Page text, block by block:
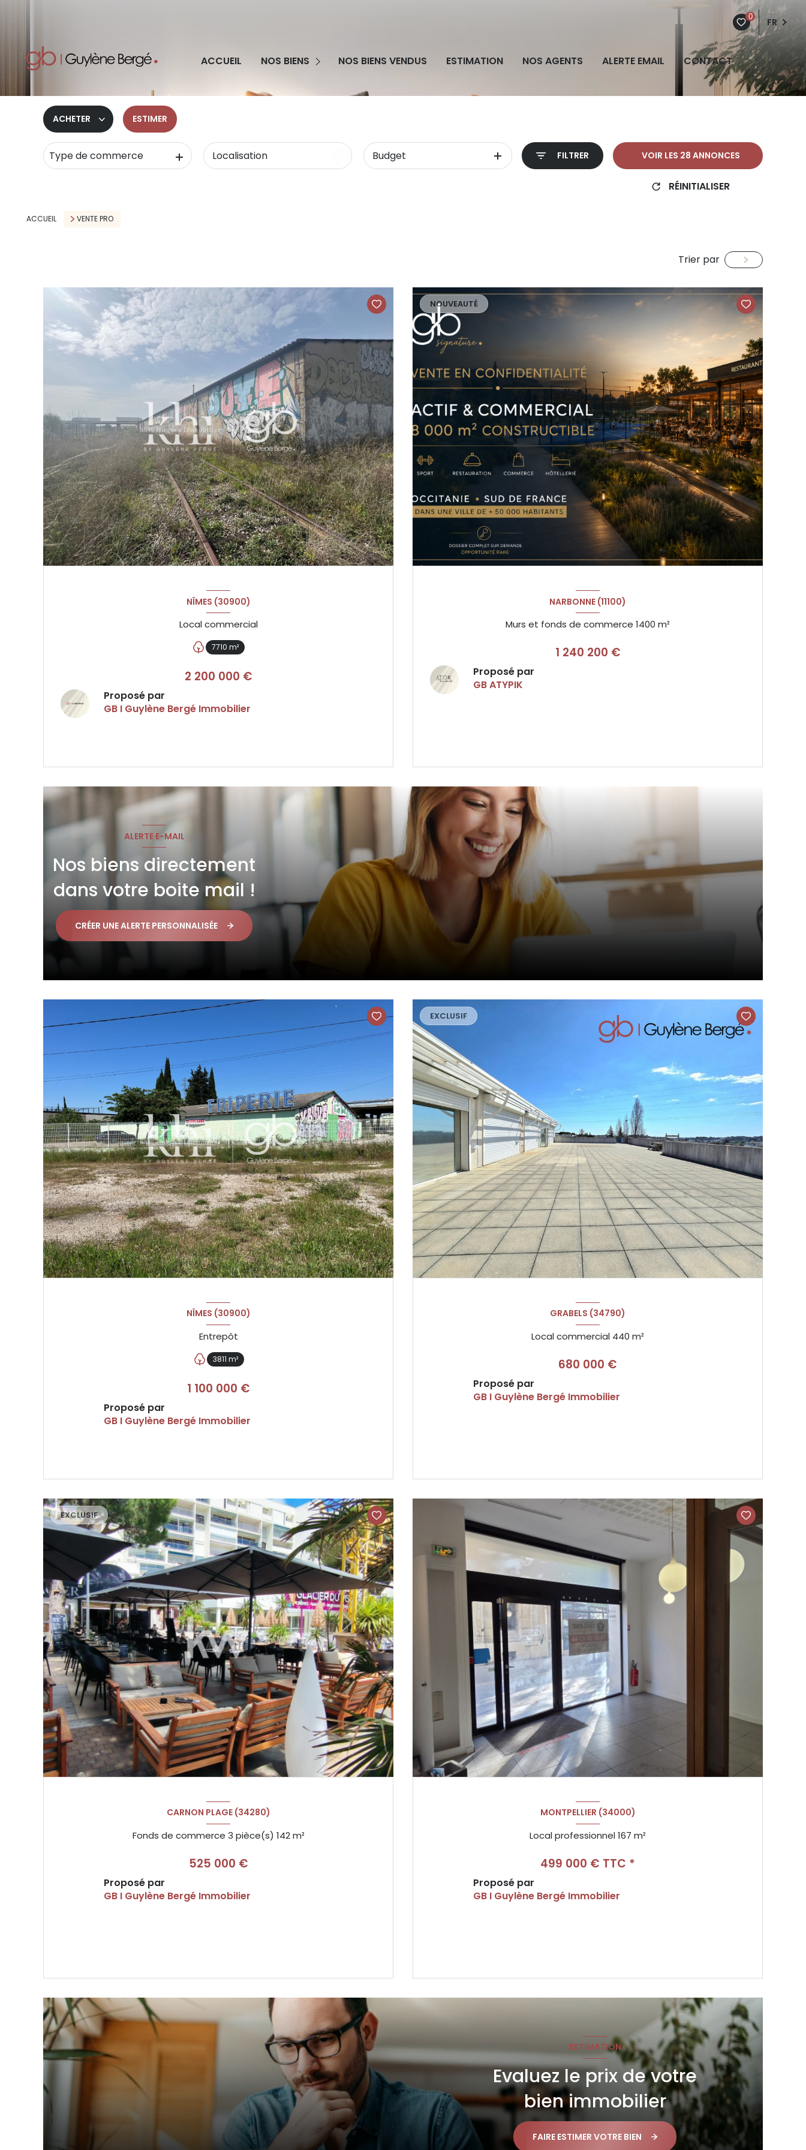
0 FR
ACCUEIL NOS BIENS
Programmes Neufs NOS BIENS VENDUS ESTIMATION NOS AGENTS ALERTE EMAIL CONTACT
ACHETER
De l'ancien
ESTIMER
Type de commerce Budget FILTRER VOIR LES 28 ANNONCES
RÉINITIALISER
ACCUEIL VENTE PRO
Trier par
NÎMES (30900)
Local commercial
7710 m²
2 200 000 €
Proposé par
GB I Guylène Bergé Immobilier
NOUVEAUTÉ
NARBONNE (11100)
Murs et fonds de commerce 1400 m²
1 240 200 €
Proposé par
GB ATYPIK
ALERTE E-MAIL
Nos biens directement
dans votre boite mail !
CRÉER UNE ALERTE PERSONNALISÉE
NÎMES (30900)
Entrepôt
3811 m²
1 100 000 €
Proposé par
GB I Guylène Bergé Immobilier
EXCLUSIF
GRABELS (34790)
Local commercial 440 m²
680 000 €
Proposé par
GB I Guylène Bergé Immobilier
EXCLUSIF
CARNON PLAGE (34280)
Fonds de commerce 3 pièce(s) 142 m²
525 000 €
Proposé par
GB I Guylène Bergé Immobilier
MONTPELLIER (34000)
Local professionnel 167 m²
499 000 € TTC *
Proposé par
GB I Guylène Bergé Immobilier
ESTIMATION
Evaluez le prix de votre
bien immobilier
FAIRE ESTIMER VOTRE BIEN